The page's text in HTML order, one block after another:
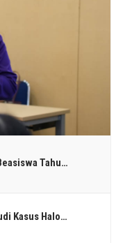
Tahu…
Kasus Halo…